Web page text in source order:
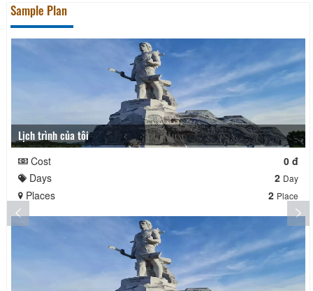
Sample Plan
Lịch trình của tôi
Cost
0 đ
Days
2 Day
Places 2 Place